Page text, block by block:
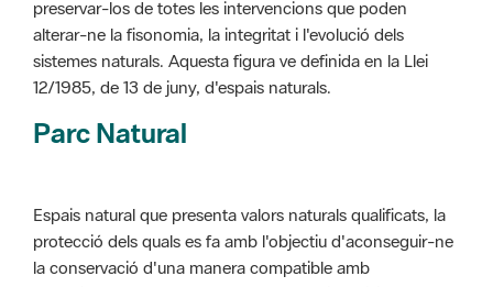
12/1985, de 13 de juny, d'espais naturals.
Parc Natural
Espais natural que presenta valors naturals qualificats, la
l'aprofitament ordenat de llurs recursos i l'activitat de llurs
habitants. Aquesta figura ve definida en la Llei 12/1985,
de 13 de juny, d'espais naturals.